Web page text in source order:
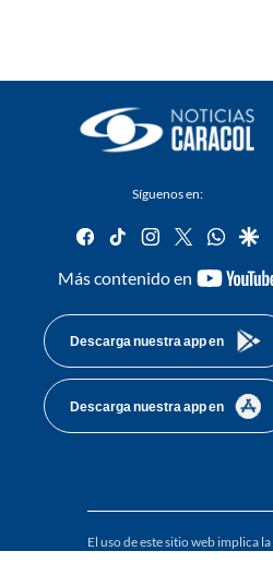
Síguenos en:
facebook
tiktok instagram
twitter
Más contenido en
Descarga nuestra app en
Descarga nuestra app en
El uso de este sitio web implica la